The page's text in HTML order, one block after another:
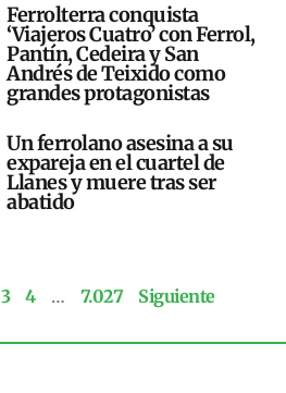
Ferrolterra conquista
‘Viajeros Cuatro’ con Ferrol,
Pantín, Cedeira y San
Andrés de Teixido como
grandes protagonistas
Un ferrolano asesina a su
expareja en el cuartel de
Llanes y muere tras ser
abatido
3 4 … 7.027 Siguiente